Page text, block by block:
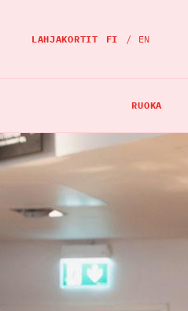
LAHJAKORTIT FI EN
RUOKA